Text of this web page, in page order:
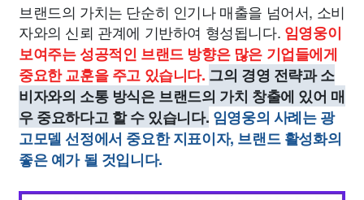
브랜드의 가치는 단순히 인기나 매출을 넘어서, 소비
자와의 신뢰 관계에 기반하여 형성됩니다. 임영웅이
보여주는 성공적인 브랜드 방향은 많은 기업들에게
중요한 교훈을 주고 있습니다. 그의 경영 전략과 소
비자와의 소통 방식은 브랜드의 가치 창출에 있어 매
우 중요하다고 할 수 있습니다. 임영웅의 사례는 광
고모델 선정에서 중요한 지표이자, 브랜드 활성화의
좋은 예가 될 것입니다.